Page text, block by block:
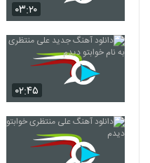
۰۳:۲۰
۰۲:۴۵